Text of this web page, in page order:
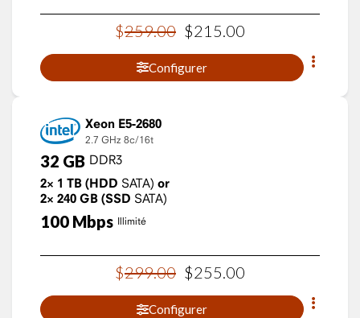
$259.00 $215 00
Configurer
Xeon E5-2680
2.7 GHz 8c/16t
32 GB DDR3
2× 1 TB (HDD SATA) or
2× 240 GB (SSD SATA)
100 Mbps Illimité
$299.00 $255.00
Configurer